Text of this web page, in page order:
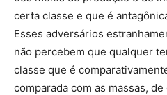
certa classe e que é
Esses adversários
não percebem que qualquer
classe que é
comparada com as massas,